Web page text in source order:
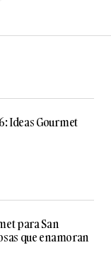
y web en este
Ideas Gourmet
para San
que enamoran